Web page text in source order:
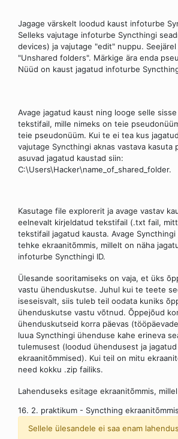
Jagage värskelt loodud kaust infoturbe
Selleks vajutage infoturbe Syncthingi
devices) ja vajutage "edit" nuppu.
"Unshared folders". Märkige ära enda
Nüüd on kaust jagatud infoturbe
Avage jagatud kaust ning looge selle
tekstifail, mille nimeks on teie
teie pseudonüüm. Kui te ei tea kus
vajutage Syncthingi aknas vastava kasuta
asuvad jagatud kaustad siin:
C:\Users\Hacker\name_of_shared_folder.
Kasutage file explorerit ja avage vastav
eelnevalt kirjeldatud tekstifail (.txt fail,
tekstifail jagatud kausta. Avage
tehke ekraanitõmmis, millelt on näha
infoturbe Syncthingi ID.
Ülesande sooritamiseks on vaja, et üks
vastu ühenduskutse. Juhul kui te teete
iseseisvalt, siis tuleb teil oodata kuniks
ühenduskutse vastu võtnud. Õppejõud
ühenduskutseid korra päevas
luua Syncthingi ühenduse kahe erineva
tulemusest (loodud ühendusest ja
ekraanitõmmised). Kui teil on mitu
need kokku .zip failiks.
Lahenduseks esitage ekraanitõmmis,
16. 2. praktikum - Syncthing ekraanitõmmis
Sellele ülesandele ei saa enam